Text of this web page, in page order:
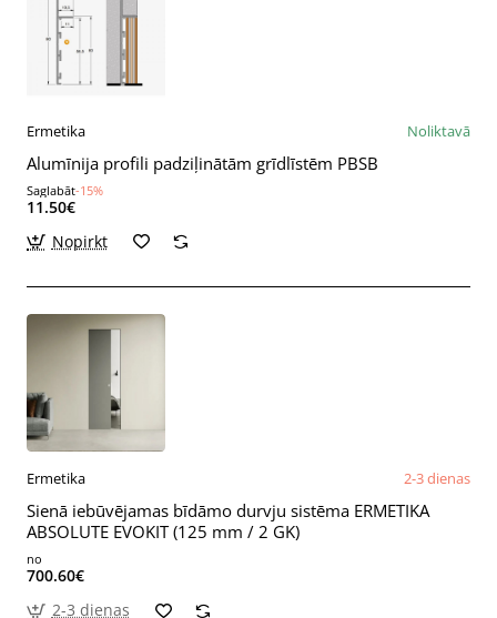
Ermetika Noliktavā
Alumīnija profili padziļinātām grīdlīstēm PBSB
Saglabāt-15%
11.50€
Nopirkt
Ermetika 2-3 dienas
Sienā iebūvējamas bīdāmo durvju sistēma ERMETIKA
ABSOLUTE EVOKIT (125 mm / 2 GK)
no
700.60€
2-3 dienas